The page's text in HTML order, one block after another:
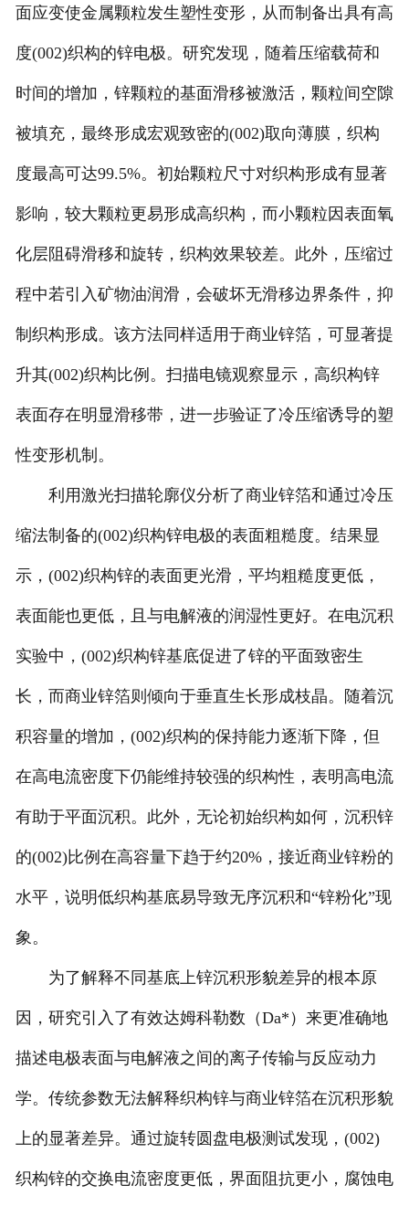
面应变使金属颗粒发生塑性变形，从而制备出具有高
度(002)织构的锌电极。研究发现，随着压缩载荷和
时间的增加，锌颗粒的基面滑移被激活，颗粒间空隙
被填充，最终形成宏观致密的(002)取向薄膜，织构
度最高可达99.5%。初始颗粒尺寸对织构形成有显著
影响，较大颗粒更易形成高织构，而小颗粒因表面氧
化层阻碍滑移和旋转，织构效果较差。此外，压缩过
程中若引入矿物油润滑，会破坏无滑移边界条件，抑
制织构形成。该方法同样适用于商业锌箔，可显著提
升其(002)织构比例。扫描电镜观察显示，高织构锌
表面存在明显滑移带，进一步验证了冷压缩诱导的塑
性变形机制。
利用激光扫描轮廓仪分析了商业锌箔和通过冷压
缩法制备的(002)织构锌电极的表面粗糙度。结果显
示，(002)织构锌的表面更光滑，平均粗糙度更低，
表面能也更低，且与电解液的润湿性更好。在电沉积
实验中，(002)织构锌基底促进了锌的平面致密生
长，而商业锌箔则倾向于垂直生长形成枝晶。随着沉
积容量的增加，(002)织构的保持能力逐渐下降，但
在高电流密度下仍能维持较强的织构性，表明高电流
有助于平面沉积。此外，无论初始织构如何，沉积锌
的(002)比例在高容量下趋于约20%，接近商业锌粉的
水平，说明低织构基底易导致无序沉积和“锌粉化”现
象。
为了解释不同基底上锌沉积形貌差异的根本原
因，研究引入了有效达姆科勒数（Da*）来更准确地
描述电极表面与电解液之间的离子传输与反应动力
学。传统参数无法解释织构锌与商业锌箔在沉积形貌
上的显著差异。通过旋转圆盘电极测试发现，(002)
织构锌的交换电流密度更低，界面阻抗更小，腐蚀电